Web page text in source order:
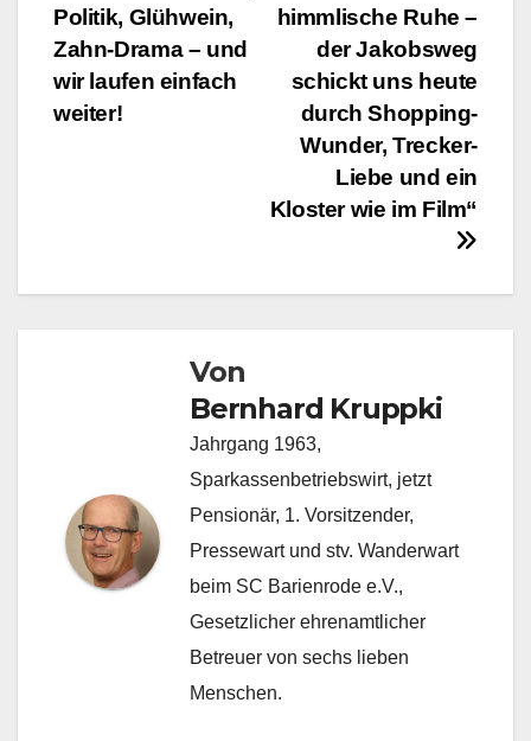
himmlische Ruhe –
der Jakobsweg
schickt uns heute
durch Shopping-
Wunder, Trecker-
Liebe und ein
Kloster wie im Film“
Politik, Glühwein,
Zahn-Drama – und
wir laufen einfach
weiter!
Von
Bernhard Kruppki
Jahrgang 1963,
Sparkassenbetriebswirt, jetzt
Pensionär, 1. Vorsitzender,
Pressewart und stv. Wanderwart
beim SC Barienrode e.V.,
Gesetzlicher ehrenamtlicher
Betreuer von sechs lieben
Menschen.